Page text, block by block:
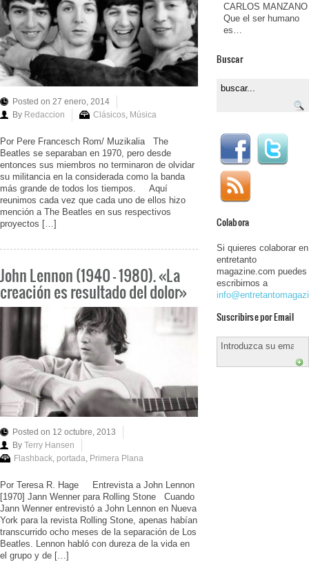
Posted on 27 enero, 2014
By Redaccion Clásicos, Música
Por Pere Francesch Rom/ Muzikalia The
Beatles se separaban en 1970, pero desde
entonces sus miembros no terminaron de olvidar
su militancia en la considerada como la banda
más grande de todos los tiempos. Aquí
reunimos cada vez que cada uno de ellos hizo
mención a The Beatles en sus respectivos
proyectos […]
John Lennon (1940 – 1980). «La
creación es resultado del dolor»
Posted on 12 octubre, 2013
By Terry Hansen
Flashback, portada, Primera Plana
Por Teresa R. Hage Entrevista a John Lennon
[1970] Jann Wenner para Rolling Stone Cuando
Jann Wenner entrevistó a John Lennon en Nueva
York para la revista Rolling Stone, apenas habían
transcurrido ocho meses de la separación de Los
Beatles. Lennon habló con dureza de la vida en
el grupo y de […]
CARLOS MANZANO
Que el ser humano
es…
Buscar
Colabora
Si quieres colaborar en
entretanto
magazine.com puedes
escribirnos a
Suscribirse por Email